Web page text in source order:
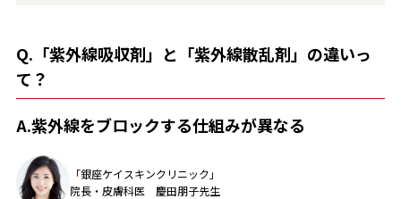
Q.「紫外線吸収剤」と「紫外線散乱剤」の違いっ
て？
A.紫外線をブロックする仕組みが異なる
「銀座ケイスキンクリニック」
院長・皮膚科医 慶田朋子先生